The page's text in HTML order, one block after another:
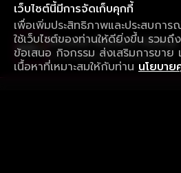
เว็บไซต์นี้มีการจัดเก็บคุกกี้
เพื่อเพิ่มประสิทธิภาพและประสบกา
ใช้เว็บไซต์ของท่านให้ดียิ่งขึ้น รวมถึ
ข้อเสนอ กิจกรรม ส่งเสริมการขาย
เนื้อหาที่เหมาะสมให้กับท่าน นโยบาย
ใช้งานแอป ลื่นไหลกว่า ไม่มีสะดุด
ดาวน์โหลดแอปเพื่อการรับชมที่ดีกว่า